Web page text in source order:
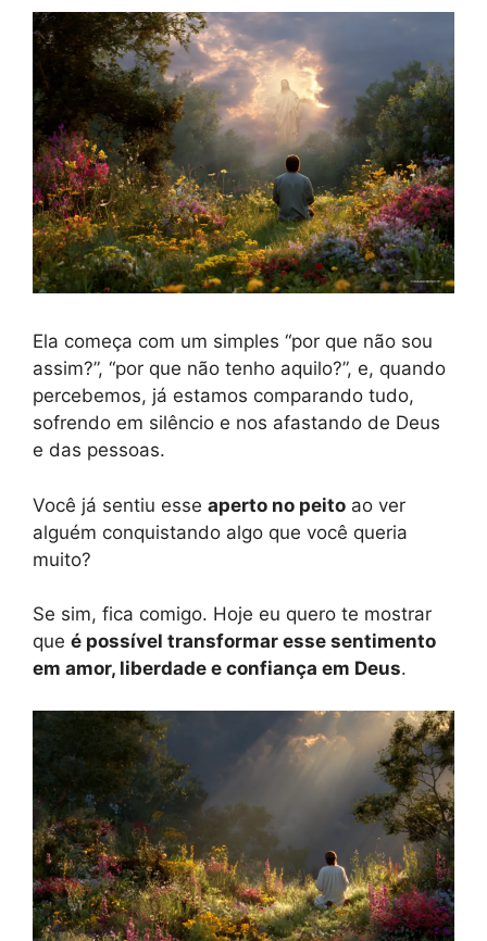
Ela começa com um simples “por que não sou
assim?”, “por que não tenho aquilo?”, e, quando
percebemos, já estamos comparando tudo,
sofrendo em silêncio e nos afastando de Deus
e das pessoas.
Você já sentiu esse aperto no peito ao ver
alguém conquistando algo que você queria
muito?
Se sim, fica comigo. Hoje eu quero te mostrar
que é possível transformar esse sentimento
em amor, liberdade e confiança em Deus.